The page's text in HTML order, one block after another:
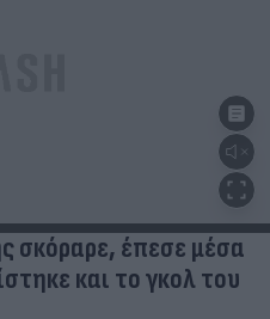
σκόραρε, έπεσε μέσα
και το γκολ του